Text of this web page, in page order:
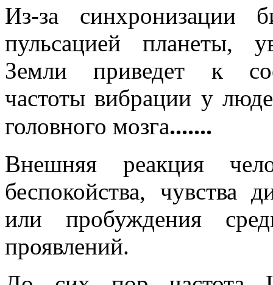
Из-за синхронизации
пульсацией планеты,
Земли приведет к
частоты вибрации у
головного мозга.......
Внешняя реакция
беспокойства, чувства
или пробуждения
проявлений.